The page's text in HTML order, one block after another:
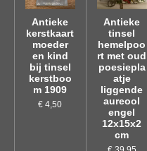
Antieke
kerstkaart
moeder
en kind
bij tinsel
kerstboo
m 1909
€ 4,50
Antieke
tinsel
hemelpoo
rt met oud
poesiepla
atje
liggende
aureool
engel
12x15x2
cm